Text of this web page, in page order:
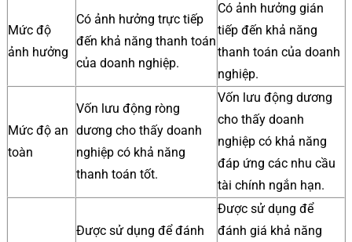
Mức độ
ảnh hưởng
Có ảnh hưởng trực tiếp
đến khả năng thanh toán
của doanh nghiệp.
Có ảnh hưởng gián
tiếp đến khả năng
thanh toán của doanh
nghiệp.
Mức độ an
toàn
Vốn lưu động ròng
dương cho thấy doanh
nghiệp có khả năng
thanh toán tốt.
Vốn lưu động dương
cho thấy doanh
nghiệp có khả năng
đáp ứng các nhu cầu
tài chính ngắn hạn.
Được sử dụng để đánh
Được sử dụng để
đánh giá khả năng